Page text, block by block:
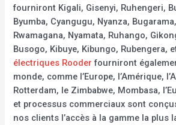
fourniront Kigali, Gisenyi, Ruhengeri,
Byumba, Cyangugu, Nyanza,
Rwamagana, Nyamata, Ruhango,
Busogo, Kibuye, Kibungo, Rubengera,
électriques Rooder fourniront
monde, comme l’Europe, l’Amérique,
Rotterdam, le Zimbabwe, Mombasa,
et processus commerciaux sont
nos clients l’accès à la gamme la plus